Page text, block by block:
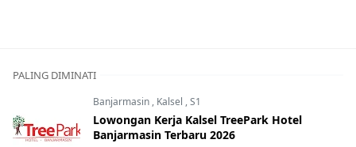
PALING DIMINATI
Banjarmasin , Kalsel ,S1
Lowongan Kerja Kalsel TreePark Hotel
Banjarmasin Terbaru 2026